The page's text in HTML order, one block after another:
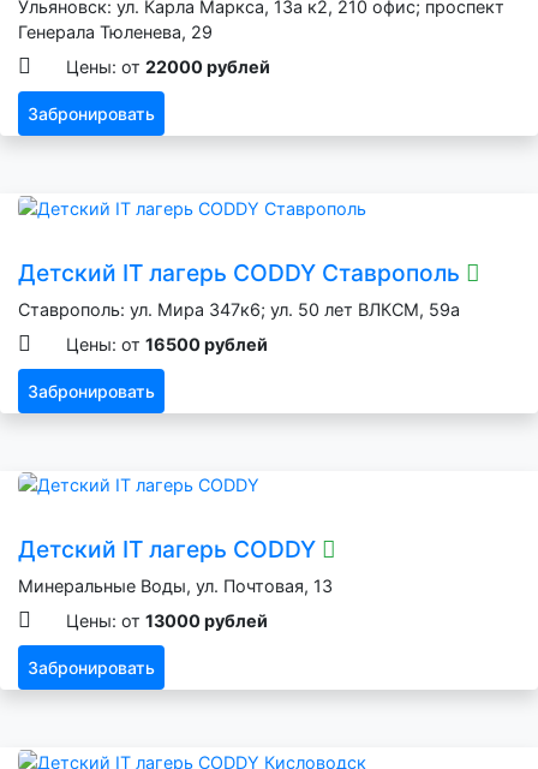
Ульяновск: ул. Карла Маркса, 13а к2, 210 офис; проспект
Генерала Тюленева, 29
Цены: от 22000 рублей
Забронировать
Детский IT лагерь CODDY Ставрополь
Ставрополь: ул. Мира 347к6; ул. 50 лет ВЛКСМ, 59а
Цены: от 16500 рублей
Забронировать
Детский IT лагерь CODDY
Минеральные Воды, ул. Почтовая, 13
Цены: от 13000 рублей
Забронировать